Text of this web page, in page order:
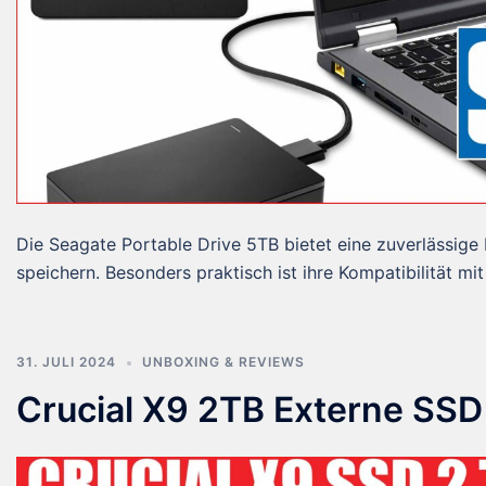
Die Seagate Portable Drive 5TB bietet eine
speichern. Besonders praktisch ist ihre Kompatibilität
31. JULI 2024 UNBOXING & REVIEWS
Crucial X9 2TB Externe